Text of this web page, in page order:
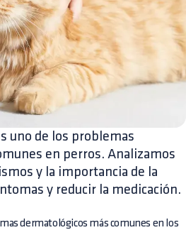
uno de los problemas
en perros. Analizamos
y la importancia de la
y reducir la medicación.
dermatológicos más comunes en los